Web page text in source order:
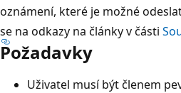
oznámení, které je možné
se na odkazy na články v části
Požadavky
Uživatel musí být členem